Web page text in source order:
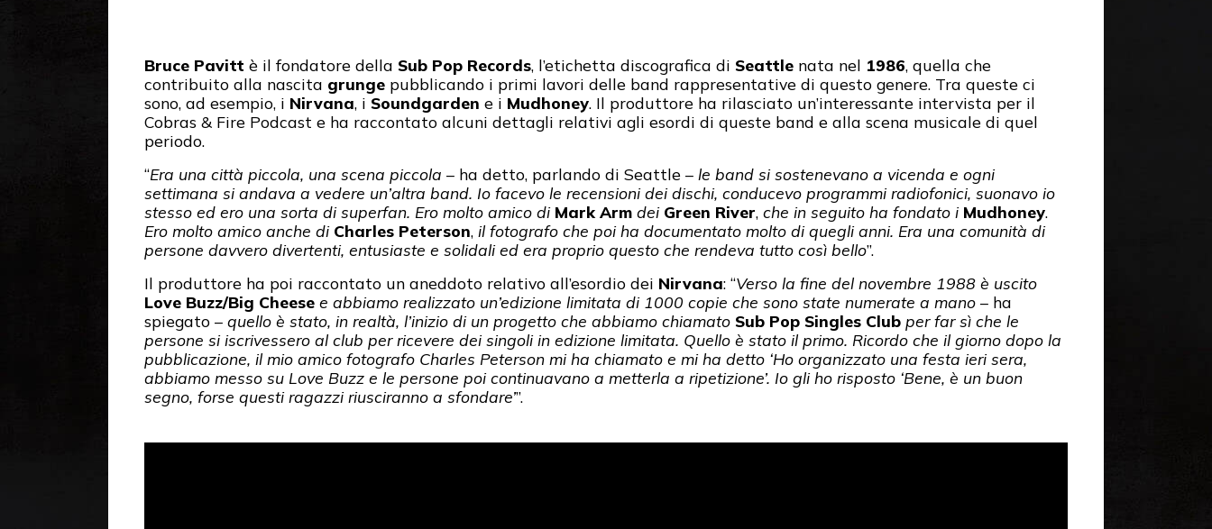
Bruce Pavitt è il fondatore della Sub Pop Records, l’etichetta discografica di Seattle nata nel 1986, quella che
contribuito alla nascita grunge pubblicando i primi lavori delle band rappresentative di questo genere. Tra queste ci
sono, ad esempio, i Nirvana, i Soundgarden e i Mudhoney. Il produttore ha rilasciato un’interessante intervista per il
Cobras & Fire Podcast e ha raccontato alcuni dettagli relativi agli esordi di queste band e alla scena musicale di quel
periodo.
“Era una città piccola, una scena piccola – ha detto, parlando di Seattle – le band si sostenevano a vicenda e ogni
settimana si andava a vedere un’altra band. Io facevo le recensioni dei dischi, conducevo programmi radiofonici, suonavo io
stesso ed ero una sorta di superfan. Ero molto amico di Mark Arm deiGreen River, che in seguito ha fondato i Mudhoney.
Ero molto amico anche di Charles Peterson, il fotografo che poi ha documentato molto di quegli anni. Era una comunità di
persone davvero divertenti, entusiaste e solidali ed era proprio questo che rendeva tutto così bello”.
Il produttore ha poi raccontato un aneddoto relativo all’esordio dei Nirvana: “Verso la fine del novembre 1988 è uscito
Love Buzz/Big Cheese e abbiamo realizzato un’edizione limitata di 1000 copie che sono state numerate a mano – ha
spiegato – quello è stato, in realtà, l’inizio di un progetto che abbiamo chiamato Sub Pop Singles Club per far sì che le
persone si iscrivessero al club per ricevere dei singoli in edizione limitata. Quello è stato il primo. Ricordo che il giorno dopo la
pubblicazione, il mio amico fotografo Charles Peterson mi ha chiamato e mi ha detto ‘Ho organizzato una festa ieri sera,
abbiamo messo su Love Buzz e le persone poi continuavano a metterla a ripetizione’. Io gli ho risposto ‘Bene, è un buon
segno, forse questi ragazzi riusciranno a sfondare’”.